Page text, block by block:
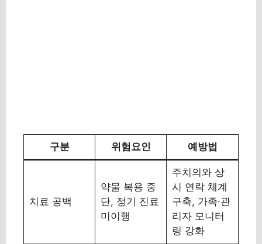
구분 위험요인 예방법
치료 공백
약물 복용 중
단, 정기 진료
미이행
주치의와 상
시 연락 체계
구축, 가족·관
리자 모니터
링 강화